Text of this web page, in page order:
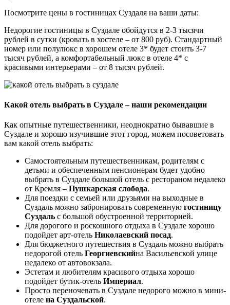
Посмотрите цены в гостиницах Суздаля на ваши даты:
Недорогие гостиницы в Суздале обойдутся в 2-3 тысячи
рублей в сутки (кровать в хостеле – от 800 руб). Стандартный
номер или полулюкс в хорошем отеле 3* будет стоить 3-7
тысяч рублей, а комфортабельный люкс в отеле 4* с
красивыми интерьерами – от 8 тысяч рублей.
Какой отель выбрать в Суздале – наши рекомендации
Как опытные путешественники, неоднократно бывавшие в
Суздале и хорошо изучившие этот город, можем посоветовать
вам какой отель выбрать:
Самостоятельным путешественникам, родителям с
детьми и обеспеченным пенсионерам будет удобно
выбрать в Суздале большой отель с рестораном недалеко
от Кремля – Пушкарская слобода.
Для поездки с семьей или друзьями на выходные в
Суздаль можно забронировать современную гостиницу
Суздаль с большой обустроенной территорией.
Для дорогого и роскошного отдыха в Суздале хорошо
подойдет арт-отель Николаевский посад.
Для бюджетного путешествия в Суздаль можно выбрать
недорогой отель Георгиевскийна Васильевской улице
недалеко от автовокзала.
Эстетам и любителям красивого отдыха хорошо
подойдет бутик-отель Империал.
Просто переночевать в Суздале недорого можно в мини-
отеле на Суздальской.